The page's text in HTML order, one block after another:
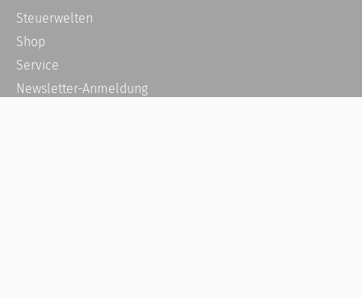
Steuerwelten
Shop
Service
Newsletter-Anmeldung